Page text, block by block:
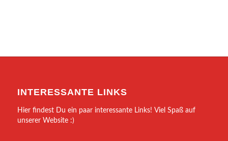
INTERESSANTE LINKS
Hier findest Du ein paar interessante Links! Viel Spaß auf
unserer Website :)